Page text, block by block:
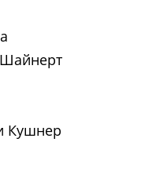
Кушнер